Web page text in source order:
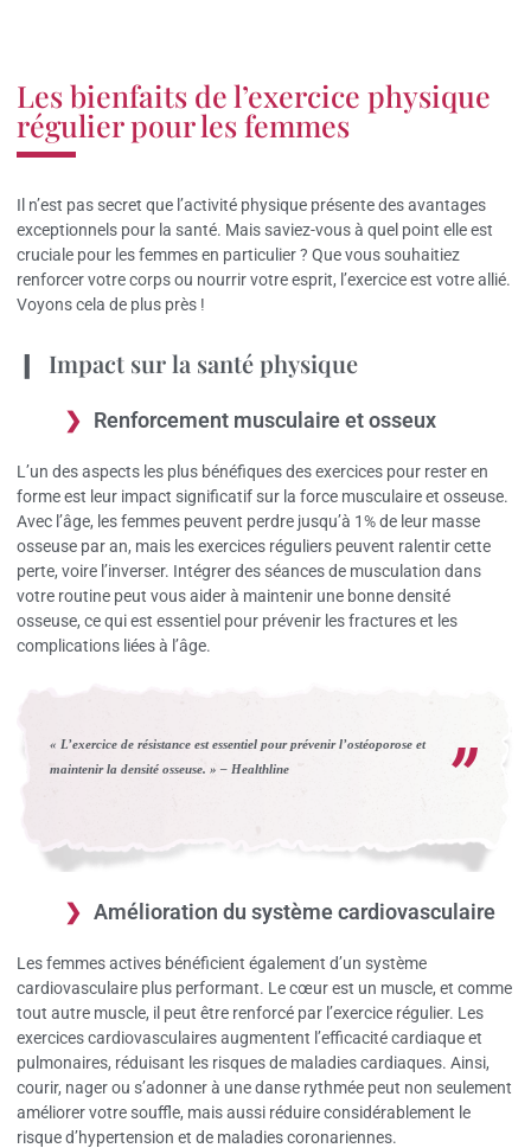
Les bienfaits de l’exercice physique
régulier pour les femmes
Il n’est pas secret que l’activité physique présente des avantages
exceptionnels pour la santé. Mais saviez-vous à quel point elle est
cruciale pour les femmes en particulier ? Que vous souhaitiez
renforcer votre corps ou nourrir votre esprit, l’exercice est votre allié.
Voyons cela de plus près !
Impact sur la santé physique
Renforcement musculaire et osseux
L’un des aspects les plus bénéfiques des exercices pour rester en
forme est leur impact significatif sur la force musculaire et osseuse.
Avec l’âge, les femmes peuvent perdre jusqu’à 1% de leur masse
osseuse par an, mais les exercices réguliers peuvent ralentir cette
perte, voire l’inverser. Intégrer des séances de musculation dans
votre routine peut vous aider à maintenir une bonne densité
osseuse, ce qui est essentiel pour prévenir les fractures et les
complications liées à l’âge.
« L’exercice de résistance est essentiel pour prévenir l’ostéoporose et
maintenir la densité osseuse. » – Healthline
Amélioration du système cardiovasculaire
Les femmes actives bénéficient également d’un système
cardiovasculaire plus performant. Le cœur est un muscle, et comme
tout autre muscle, il peut être renforcé par l’exercice régulier. Les
exercices cardiovasculaires augmentent l’efficacité cardiaque et
pulmonaires, réduisant les risques de maladies cardiaques. Ainsi,
courir, nager ou s’adonner à une danse rythmée peut non seulement
améliorer votre souffle, mais aussi réduire considérablement le
risque d’hypertension et de maladies coronariennes.